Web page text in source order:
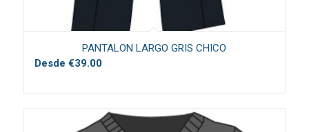
PANTALON LARGO GRIS CHICO
Desde €39.00